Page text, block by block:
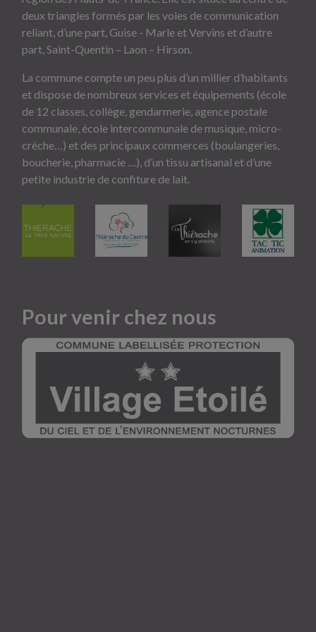
deux triangles formés par les voies de communication
reliant, d’une part, Guise - Marle et Vervins et d’autre
part, Saint-Quentin – Laon – Hirson.
La commune compte un peu plus d’un millier d’habitants
et dispose de nombreux services et équipements (école
de 12 classes, collège, gendarmerie, agence postale
communale, école intercommunale de musique, micro-
crèche…) et des principaux commerces (boulangeries,
boucherie, pharmacie …), d’un tissu artisanal et d’une
petite industrie de confiture de lait.
Pour venir chez nous